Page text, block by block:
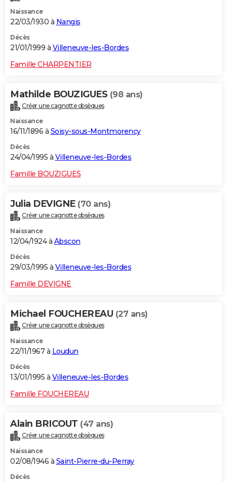
Naissance
22/03/1930 à Nangis
Décès
21/01/1999 à Villeneuve-les-Bordes
Famille CHARPENTIER
Mathilde BOUZIGUES (98 ans)
Créer une cagnotte obsèques
Naissance
16/11/1896 à Soisy-sous-Montmorency
Décès
24/04/1995 à Villeneuve-les-Bordes
Famille BOUZIGUES
Julia DEVIGNE (70 ans)
Créer une cagnotte obsèques
Naissance
12/04/1924 à Abscon
Décès
29/03/1995 à Villeneuve-les-Bordes
Famille DEVIGNE
Michael FOUCHEREAU (27 ans)
Créer une cagnotte obsèques
Naissance
22/11/1967 à Loudun
Décès
13/01/1995 à Villeneuve-les-Bordes
Famille FOUCHEREAU
Alain BRICOUT (47 ans)
Créer une cagnotte obsèques
Naissance
02/08/1946 à Saint-Pierre-du-Perray
Décès